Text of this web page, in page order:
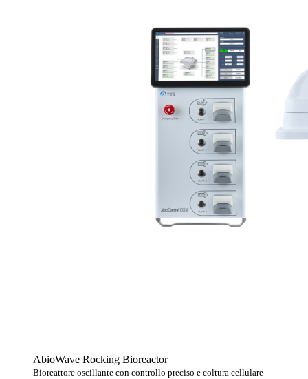
AbioWave Rocking Bioreactor
Bioreattore oscillante con controllo preciso e coltura cellulare